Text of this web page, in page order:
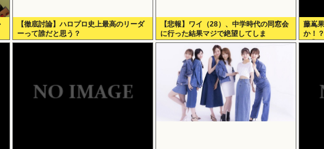
【徹底討論】ハロプロ史上最高のリーダ
ーって誰だと思う？
【悲報】ワイ（28）、中学時代の同窓会
に行った結果マジで絶望してしま
う・・・・・・理由がこち
ら・・・・・・
藤嶌
か！
46】